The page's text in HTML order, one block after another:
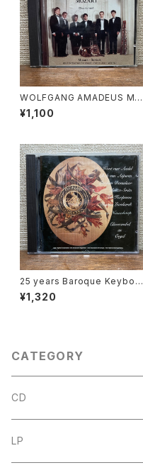
WOLFGANG AMADEUS MO
ZART Divertimenti【演奏者：
Mozart-Sextett】レコード会
¥1,100
25 years Baroque Keyboar
d Instruments Gerrit C. Klo
p【演奏者：Wout van Andel,
cords
¥1,320
CATEGORY
CD
古楽
LP